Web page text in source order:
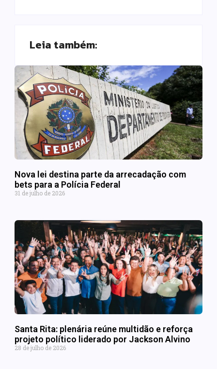
Leia também:
Nova lei destina parte da arrecadação com
bets para a Polícia Federal
31 de julho de 2026
Santa Rita: plenária reúne multidão e reforça
projeto político liderado por Jackson Alvino
28 de julho de 2026